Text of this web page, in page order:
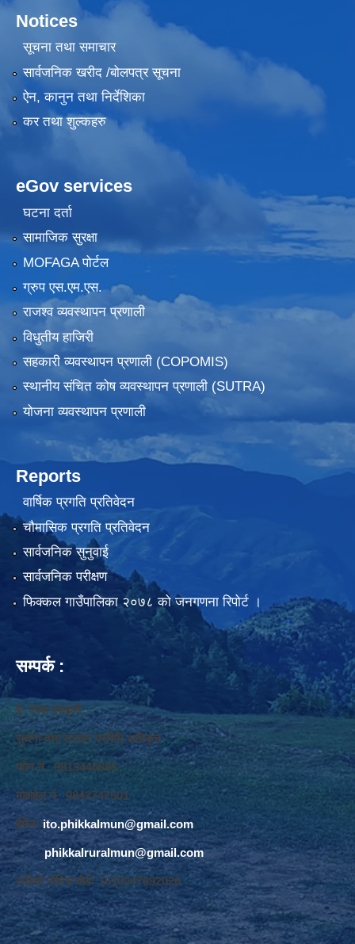
Notices
सूचना तथा समाचार
सार्वजनिक खरीद /बोलपत्र सूचना
ऐन, कानुन तथा निर्देशिका
कर तथा शुल्कहरु
eGov services
घटना दर्ता
सामाजिक सुरक्षा
MOFAGA पोर्टल
ग्रुप एस.एम.एस.
राजश्व व्यवस्थापन प्रणाली
विधुतीय हाजिरी
सहकारी व्यवस्थापन प्रणाली (COPOMIS)
स्थानीय संचित कोष व्यवस्थापन प्रणाली (SUTRA)
योजना व्यवस्थापन प्रणाली
Reports
वार्षिक प्रगति प्रतिवेदन
चौमासिक प्रगति प्रतिवेदन
सार्वजनिक सुनुवाई
सार्वजनिक परीक्षण
फिक्कल गाउँपालिका २०७८ को जनगणना रिपोर्ट ।
सम्पर्क :
ई. नरेश बराइली
सुचना तथा सञ्‍चार प्रविधि अधिकृत
फोन नं. 9813445685
मोवाईल नं. 9843747501
ईमेलः ito.phikkalmun@gmail.com
phikkalruralmun@gmail.com
अडियो नोटिस वोर्डः 1610047692026